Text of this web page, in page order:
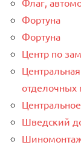
Фортуна
Фортуна
Центр по
отделочных
Шведский